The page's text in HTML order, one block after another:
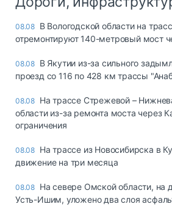
08.08 В Вологодской области на
отремонтируют 140-метровый мост
08.08 В Якутии из-за сильного
проезд со 116 по 428 км трассы
08.08 На трассе Стрежевой –
области из-за ремонта моста через
ограничения
08.08 На трассе из Новосибирска в
движение на три месяца
08.08 На севере Омской области, на
Усть-Ишим, уложено два слоя